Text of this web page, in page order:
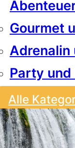
Gourmet
Adrenalin
Party und
Alle